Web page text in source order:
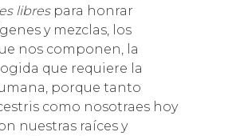
librespara honrar
y mezclas, los
nos componen, la
que requiere la
porque tanto
como nosotraes hoy
nuestras raíces y